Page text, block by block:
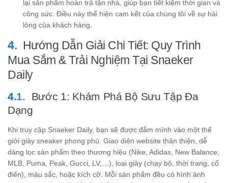
lại sản phẩm hoàn trả tận nhà, giúp bạn tiết kiệm thời gian và
công sức. Điều này thể hiện cam kết của chúng tôi về sự hài
lòng của khách hàng.
Hướng Dẫn Giải Chi Tiết: Quy Trình
Mua Sắm & Trải Nghiệm Tại Snaeker
Daily
Bước 1: Khám Phá Bộ Sưu Tập Đa
Dạng
Khi truy cập Snaeker Daily, bạn sẽ được đắm mình vào một thế
giới giày sneaker phong phú. Giao diện website thân thiện, dễ
dàng lọc sản phẩm theo thương hiệu (Nike, Adidas, New Balance,
MLB, Puma, Peak, Gucci, LV,…), loại giày (chạy bộ, thời trang, cổ
điển), màu sắc, hoặc kích cỡ. Mỗi sản phẩm đều có hình ảnh